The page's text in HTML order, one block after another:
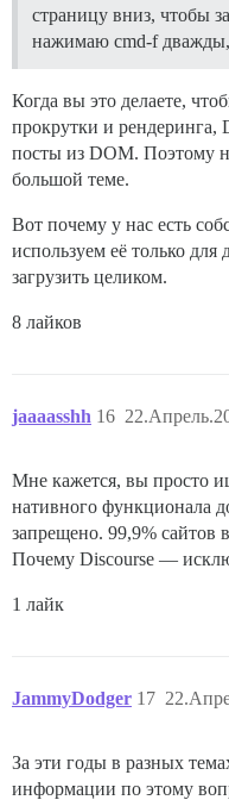
страницу вниз, чтобы
нажимаю cmd-f дважды,
Когда вы это делаете,
прокрутки и рендеринга,
посты из DOM. Поэтому
большой теме.
Вот почему у нас есть
используем её только
загрузить целиком.
8 лайков
jaaaasshh 16
Мне кажется, вы просто
нативного функционала
запрещено. 99,9% сайтов
Почему Discourse —
1 лайк
JammyDodger 17
За эти годы в разных
информации по этому